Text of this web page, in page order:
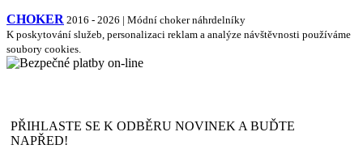
CHOKER 2016 - 2026 | Módní choker náhrdelníky
K poskytování služeb, personalizaci reklam a analýze návštěvnosti používáme
soubory cookies.
PŘIHLASTE SE K ODBĚRU NOVINEK A BUĎTE
NAPŘED!